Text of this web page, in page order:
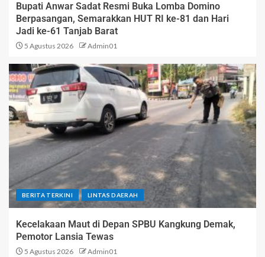
Bupati Anwar Sadat Resmi Buka Lomba Domino
Berpasangan, Semarakkan HUT RI ke-81 dan Hari
Jadi ke-61 Tanjab Barat
5 Agustus 2026 Admin01
BERITA TERKINI LINTAS DAERAH
Kecelakaan Maut di Depan SPBU Kangkung Demak,
Pemotor Lansia Tewas
5 Agustus 2026 Admin01